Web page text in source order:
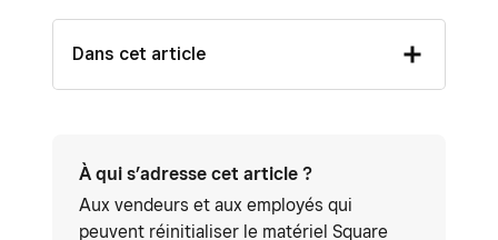
Dans cet article
À qui s’adresse cet article ?
Aux vendeurs et aux employés qui
peuvent réinitialiser le matériel Square